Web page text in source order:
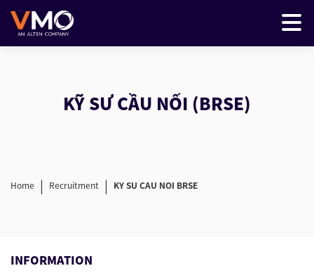
KỸ SƯ CẦU NỐI (BRSE)
Home | Recruitment | KY SU CAU NOI BRSE
INFORMATION